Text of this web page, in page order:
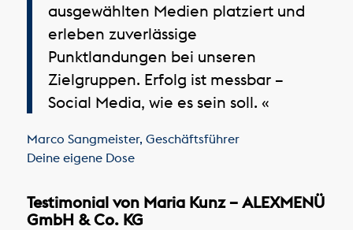
ausgewählten Medien platziert und
erleben zuverlässige
Punktlandungen bei unseren
Zielgruppen. Erfolg ist messbar –
Social Media, wie es sein soll. «
Marco Sangmeister, Geschäftsführer
Deine eigene Dose
Testimonial von Maria Kunz – ALEXMENÜ
GmbH & Co. KG